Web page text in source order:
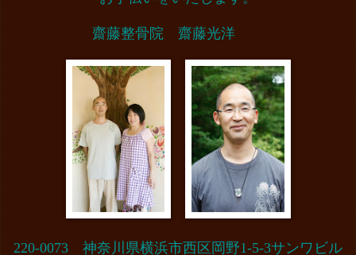
齋藤整骨院 齋藤光洋
220-0073 神奈川県横浜市西区岡野1-5-3サンワビル